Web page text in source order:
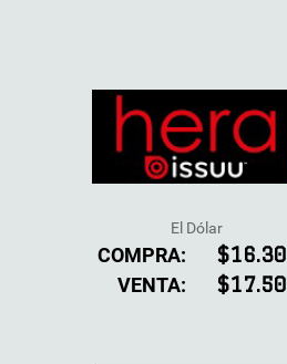
El Dólar
COMPRA: $16.30
VENTA: $17.50